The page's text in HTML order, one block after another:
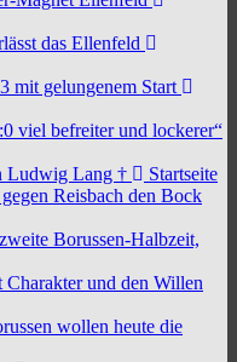
das Ellenfeld
mit gelungenem Start
viel befreiter und lockerer“
Ludwig Lang †
Startseite
Reisbach den Bock
Borussen-Halbzeit,
Charakter und den Willen
wollen heute die